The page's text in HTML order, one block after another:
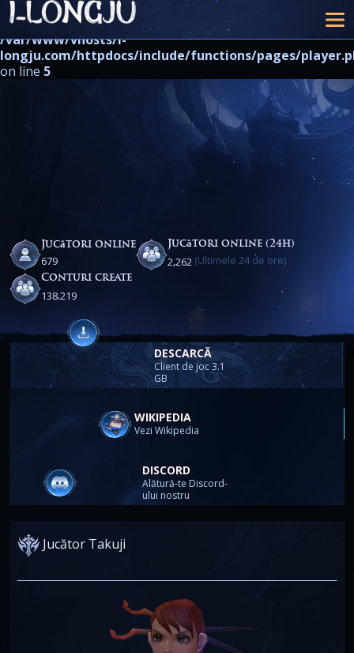
Warning: strpos() expects at least 2 parameters, 1 given in
/var/www/vhosts/i-
longju.com/httpdocs/include/functions/pages/
on line 5
Jucători online
679
Jucători online (24h)
2,262 (Ultimele 24 de ore)
Conturi create
138,219
DESCARCĂ
Client de joc 3.1
GB
WIKIPEDIA
Vezi Wikipedia
DISCORD
Alătură-te Discord-
ului nostru
Jucător Takuji